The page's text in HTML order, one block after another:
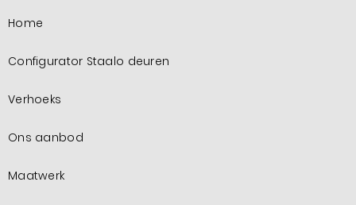
Home
Configurator Staalo deuren
Verhoeks
Ons aanbod
Maatwerk